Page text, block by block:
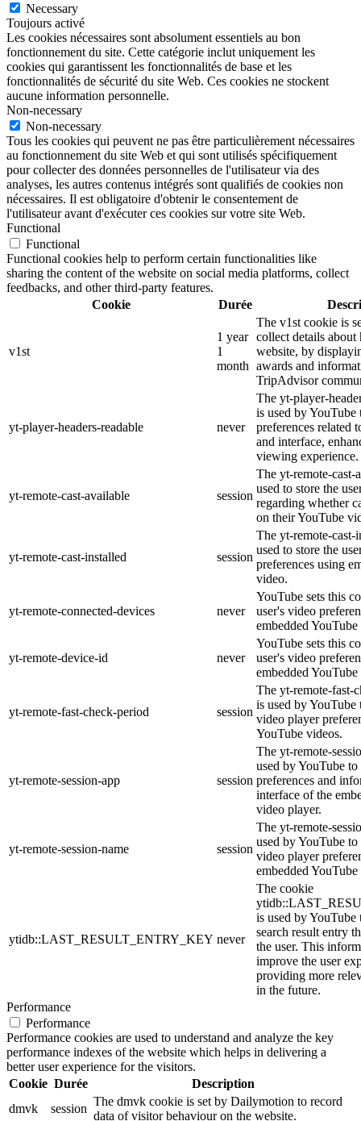
Necessary
Toujours activé
Les cookies nécessaires sont absolument essentiels au bon
fonctionnement du site. Cette catégorie inclut uniquement les
cookies qui garantissent les fonctionnalités de base et les
fonctionnalités de sécurité du site Web. Ces cookies ne stockent
aucune information personnelle.
Non-necessary
Non-necessary
Tous les cookies qui peuvent ne pas être particulièrement nécessaires
au fonctionnement du site Web et qui sont utilisés spécifiquement
pour collecter des données personnelles de l'utilisateur via des
analyses, les autres contenus intégrés sont qualifiés de cookies non
nécessaires. Il est obligatoire d'obtenir le consentement de
l'utilisateur avant d'exécuter ces cookies sur votre site Web.
Functional
Functional
Functional cookies help to perform certain functionalities like
sharing the content of the website on social media platforms, collect
feedbacks, and other third-party features.
Cookie
Durée
v1st
1 year
1
month
The v1st cookie is
collect details
website, by
awards and
TripAdvisor
yt-player-headers-readable never
The yt-player-
is used by YouTube
preferences related
and interface,
viewing experience.
yt-remote-cast-available session
The yt-remote-cast-
used to store the
regarding whether
on their YouTube
yt-remote-cast-installed session
The yt-remote-cast-
used to store the
preferences using
video.
yt-remote-connected-devices never
YouTube sets this
user's video
embedded
yt-remote-device-id never
YouTube sets this
user's video
embedded
yt-remote-fast-check-period session
The yt-remote-fast-
is used by YouTube
video player
YouTube videos.
yt-remote-session-app session
The yt-remote-
used by YouTube to
preferences and
interface of the
video player.
yt-remote-session-name session
The yt-remote-
used by YouTube to
video player
embedded
ytidb::LAST_RESULT_ENTRY_KEY never
The cookie
is used by YouTube
search result entry
the user. This
improve the user
providing more
in the future.
Performance
Performance
Performance cookies are used to understand and analyze the key
performance indexes of the website which helps in delivering a
better user experience for the visitors.
Cookie Durée
Description
dmvk
session
The dmvk cookie is set by Dailymotion to record
data of visitor behaviour on the website.